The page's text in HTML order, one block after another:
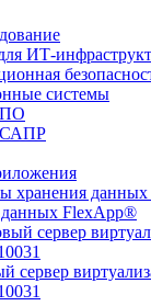
ИТ-
системы
ПО
САПР
данных FlexApp®
сервер